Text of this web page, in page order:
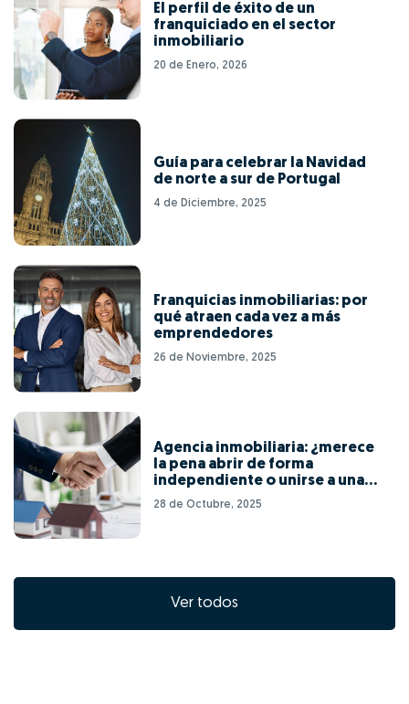
El perfil de éxito de un
franquiciado en el sector
inmobiliario
20 de Enero, 2026
Guía para celebrar la Navidad
de norte a sur de Portugal
4 de Diciembre, 2025
Franquicias inmobiliarias: por
qué atraen cada vez a más
emprendedores
26 de Noviembre, 2025
Agencia inmobiliaria: ¿merece
la pena abrir de forma
independiente o unirse a una
red de franquicias?
28 de Octubre, 2025
Ver todos